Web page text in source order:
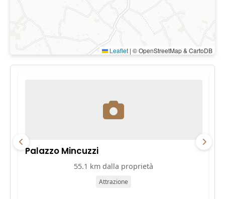
Leaflet | © OpenStreetMap & CartoDB
Palazzo Mincuzzi
55.1 km dalla proprietà
Attrazione